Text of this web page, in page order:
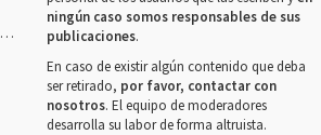
ningún caso somos responsables de sus
publicaciones.
En caso de existir algún contenido que deba
ser retirado, por favor, contactar con
nosotros. El equipo de moderadores
desarrolla su labor de forma altruista.